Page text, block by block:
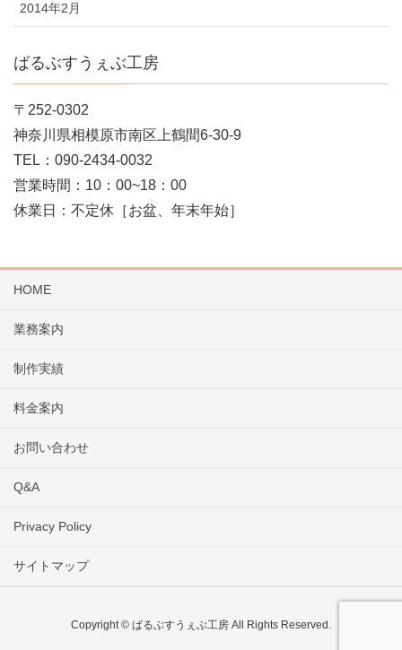
2014年2月
ばるぶすうぇぶ工房
〒252-0302
神奈川県相模原市南区上鶴間6-30-9
TEL：090-2434-0032
営業時間：10：00~18：00
休業日：不定休［お盆、年末年始］
HOME
業務案内
制作実績
料金案内
お問い合わせ
Q&A
Privacy Policy
サイトマップ
Copyright © ばるぶすうぇぶ工房 All Rights Reserved.